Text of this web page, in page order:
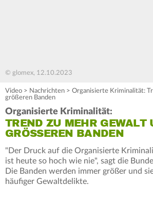
© glomex, 12.10.2023
Video > Nachrichten > Organisierte Kriminalität:
größeren Banden
Organisierte Kriminalität:
TREND ZU MEHR GEWALT
GRÖSSEREN BANDEN
"Der Druck auf die Organisierte
ist heute so hoch wie nie", sagt die
Die Banden werden immer größer und
häufiger Gewaltdelikte.